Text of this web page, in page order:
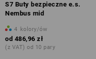
S7 Buty bezpieczne e.s.
Nembus mid
4 kolory/ów
od 486,96 zł
(z VAT) od 10 pary